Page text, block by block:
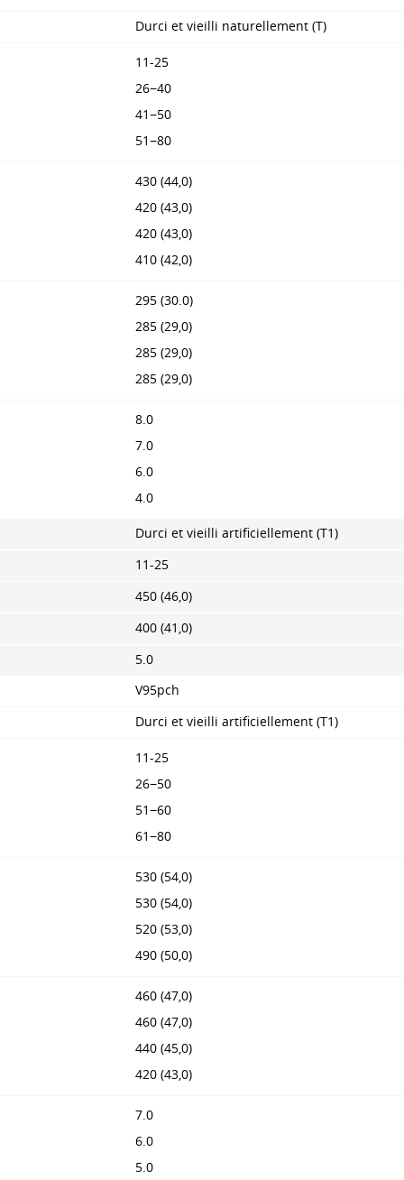
Durci et vieilli naturellement (T)
11-25
26−40
41−50
51−80
430 (44,0)
420 (43,0)
420 (43,0)
410 (42,0)
295 (30.0)
285 (29,0)
285 (29,0)
285 (29,0)
8.0
7.0
6.0
4.0
Durci et vieilli artificiellement (T1)
11-25
450 (46,0)
400 (41,0)
5.0
V95pch
Durci et vieilli artificiellement (T1)
11-25
26−50
51−60
61−80
530 (54,0)
530 (54,0)
520 (53,0)
490 (50,0)
460 (47,0)
460 (47,0)
440 (45,0)
420 (43,0)
7.0
6.0
5.0